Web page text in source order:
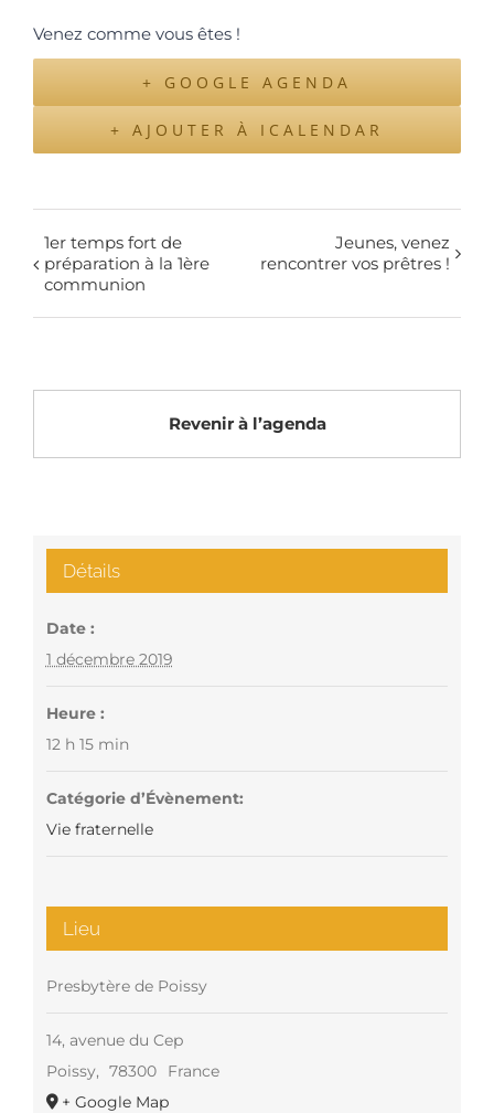
Venez comme vous êtes !
+ GOOGLE AGENDA
+ AJOUTER À ICALENDAR
1er temps fort de
préparation à la 1ère
communion
Jeunes, venez
rencontrer vos prêtres !
Revenir à l’agenda
Détails
Date :
1 décembre 2019
Heure :
12 h 15 min
Catégorie d’Évènement:
Vie fraternelle
Lieu
Presbytère de Poissy
14, avenue du Cep
Poissy, 78300
France
+ Google Map